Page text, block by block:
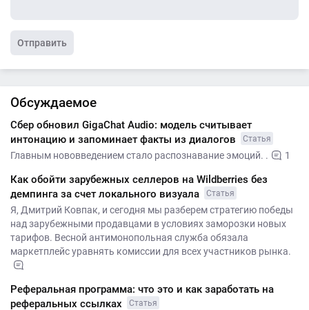
Отправить
Обсуждаемое
Сбер обновил GigaChat Audio: модель считывает
интонацию и запоминает факты из диалогов
Статья
Главным нововведением стало распознавание эмоций. . 1
Как обойти зарубежных селлеров на Wildberries без
демпинга за счет локального визуала
Статья
Я, Дмитрий Ковпак, и сегодня мы разберем стратегию победы
над зарубежными продавцами в условиях заморозки новых
тарифов. Весной антимонопольная служба обязала
маркетплейс уравнять комиссии для всех участников рынка.
Реферальная программа: что это и как заработать на
реферальных ссылках
Статья